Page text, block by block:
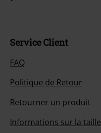
Service Client
FAQ
Politique de Retour
Retourner un produit
Informations sur la taille